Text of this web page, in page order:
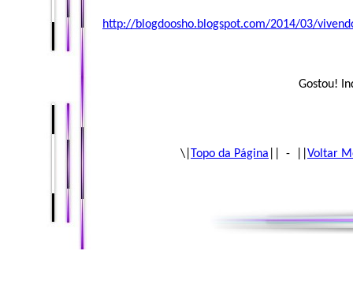
http://blogdoosho.blogspot.com/2014/03/
Gostou!
\| Topo da Página || - || Voltar